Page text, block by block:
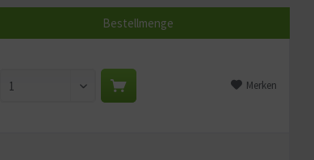
Bestellmenge
Merken